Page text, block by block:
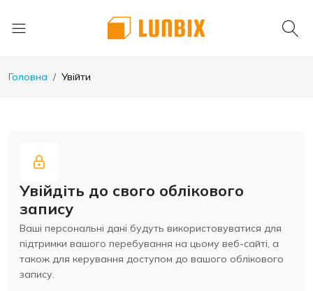
Головна Увійти
Увійдіть до свого облікового
запису
Ваші персональні дані будуть використовуватися для
підтримки вашого перебування на цьому веб-сайті, а
також для керування доступом до вашого облікового
запису.